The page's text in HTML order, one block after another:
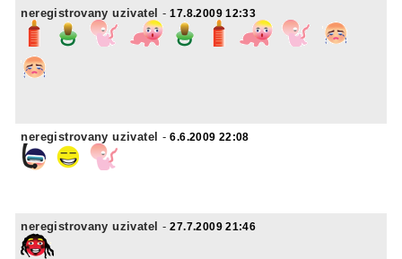
neregistrovany uzivatel -17.8.2009 12:33
neregistrovany uzivatel -6.6.2009 22:08
neregistrovany uzivatel -27.7.2009 21:46